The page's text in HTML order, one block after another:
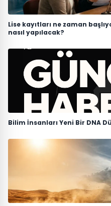
Lise kayıtları ne zaman
nasıl yapılacak?
Bilim İnsanları Yeni Bir DNA